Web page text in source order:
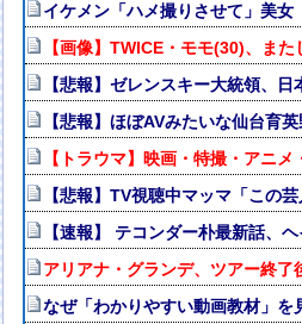
イケメン「ハメ撮りさせて」美
【画像】TWICE・モモ(30)、ま
【悲報】ゼレンスキー大統領、
【悲報】ほぼAVみたいな仙台育
【トラウマ】映画・特撮・アニ
【悲報】TV視聴中マッマ「この
【速報】 テコンダー朴最新話、
アリアナ・グランデ、ツアー終
なぜ「わかりやすい動画教材」